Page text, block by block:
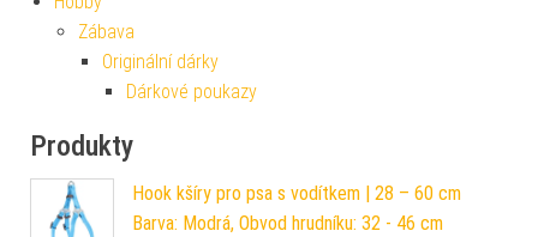
Zábava
Originální dárky
Dárkové poukazy
Produkty
Hook kšíry pro psa s vodítkem | 28 – 60 cm
Barva: Modrá, Obvod hrudníku: 32 - 46 cm